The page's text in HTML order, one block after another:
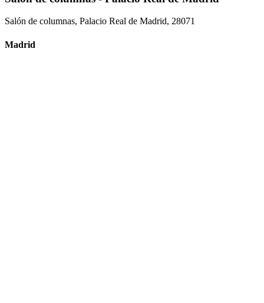
Salón de columnas, Palacio Real de Madrid, 28071
Madrid